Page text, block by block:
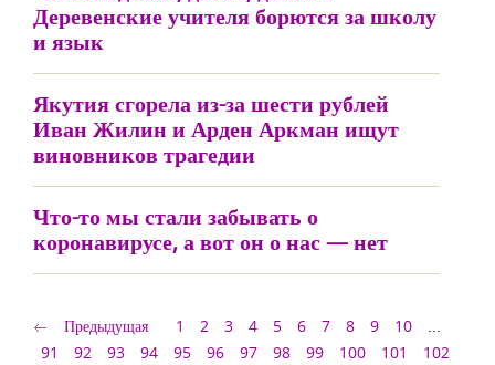
Деревенские учителя борются за школу
и язык
Якутия сгорела из-за шести рублей
Иван Жилин и Арден Аркман ищут
виновников трагедии
Что-то мы стали забывать о
коронавирусе, а вот он о нас — нет
Предыдущая 1 2 3 4 5 6 7 8 9 10
...
91
92 93 94 95 96 97 98 99 100 101
102